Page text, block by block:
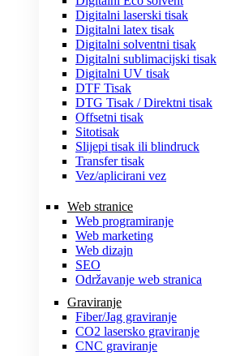
Digitalni laserski tisak
Digitalni latex tisak
Digitalni solventni tisak
Digitalni sublimacijski tisak
Digitalni UV tisak
DTF Tisak
DTG Tisak / Direktni tisak
Offsetni tisak
Sitotisak
Slijepi tisak ili blindruck
Transfer tisak
Vez/aplicirani vez
Web stranice
Web programiranje
Web marketing
Web dizajn
SEO
Održavanje web stranica
Graviranje
Fiber/Jag graviranje
CO2 lasersko graviranje
CNC graviranje